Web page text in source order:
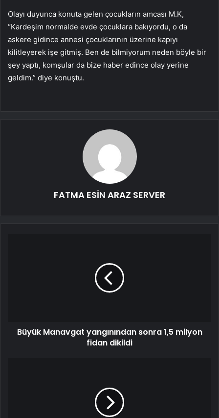
Olayı duyunca konuta gelen çocukların amcası M.K,
“Kardeşim normalde evde çocuklara bakıyordu, o da
askere gidince annesi çocuklarının üzerine kapıyı
kilitleyerek işe gitmiş. Ben de bilmiyorum neden böyle bir
şey yaptı, komşular da bize haber edince olay yerine
geldim.” diye konuştu.
FATMA ESİN ARAZ SERVER
Büyük Manavgat yangınından sonra 1,5 milyon
fidan dikildi